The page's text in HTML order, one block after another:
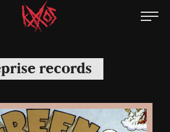
Kaaoszine
records